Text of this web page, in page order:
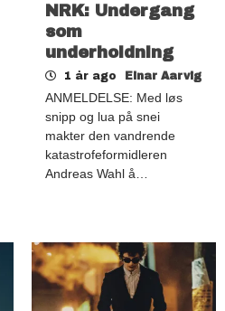
NRK: Undergang
som
underholdning
1 år ago Einar Aarvig
ANMELDELSE: Med løs
snipp og lua på snei
makter den vandrende
katastrofeformidleren
Andreas Wahl å…